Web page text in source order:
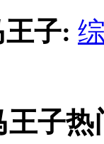
子:
王子热